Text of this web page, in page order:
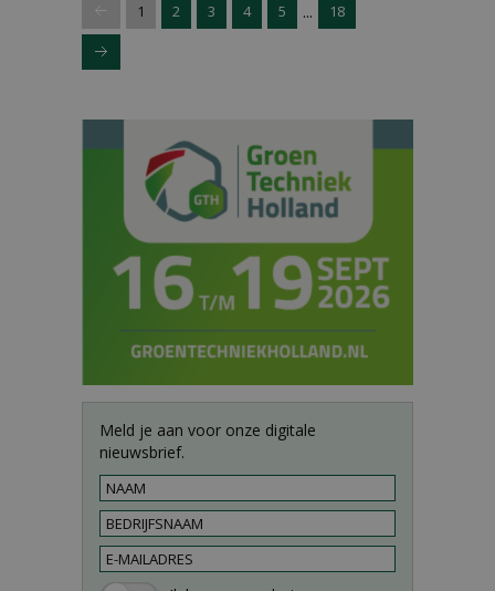
1 2 3 4 5 ... 18
Meld je aan voor onze digitale
nieuwsbrief.